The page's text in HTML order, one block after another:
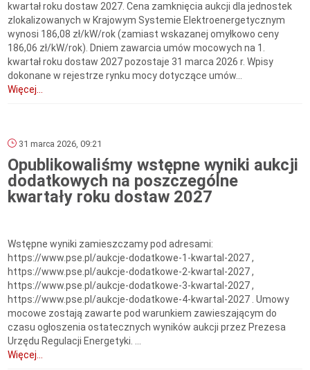
kwartał roku dostaw 2027. Cena zamknięcia aukcji dla jednostek
zlokalizowanych w Krajowym Systemie Elektroenergetycznym
wynosi 186,08 zł/kW/rok (zamiast wskazanej omyłkowo ceny
186,06 zł/kW/rok). Dniem zawarcia umów mocowych na 1.
kwartał roku dostaw 2027 pozostaje 31 marca 2026 r. Wpisy
dokonane w rejestrze rynku mocy dotyczące umów...
Więcej...
31 marca 2026, 09:21
Opublikowaliśmy wstępne wyniki aukcji
dodatkowych na poszczególne
kwartały roku dostaw 2027
Wstępne wyniki zamieszczamy pod adresami:
https://www.pse.pl/aukcje-dodatkowe-1-kwartal-2027 ,
https://www.pse.pl/aukcje-dodatkowe-2-kwartal-2027 ,
https://www.pse.pl/aukcje-dodatkowe-3-kwartal-2027 ,
https://www.pse.pl/aukcje-dodatkowe-4-kwartal-2027 . Umowy
mocowe zostają zawarte pod warunkiem zawieszającym do
czasu ogłoszenia ostatecznych wyników aukcji przez Prezesa
Urzędu Regulacji Energetyki. ...
Więcej...